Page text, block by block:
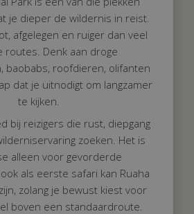
je dieper de wildernis in reist.
afgelegen en ruiger dan veel
routes. Denk aan droge
baobabs, roofdieren, olifanten
dat je uitnodigt om langzamer
te kijken.
bij reizigers die rust, diepgang
zoeken. Het is
alleen voor gevorderde
als eerste safari kan Ruaha
zolang je bewust kiest voor
boven een standaardroute.